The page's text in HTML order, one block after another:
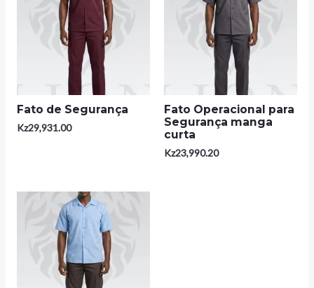
Fato de Segurança
Kz29,931.00
Fato Operacional para
Segurança manga
curta
Kz23,990.20